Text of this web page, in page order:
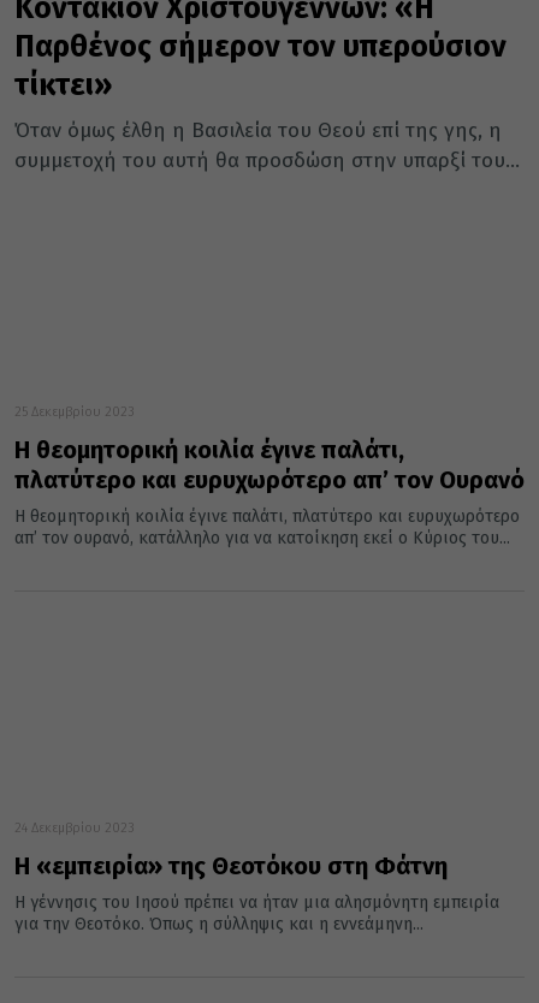
Κοντάκιον Χριστουγέννων: «Η
Παρθένος σήμερον τον υπερούσιον
τίκτει»
Όταν όμως έλθη η Βασιλεία του Θεού επί της γης, η
συμμετοχή του αυτή θα προσδώση στην υπαρξί του...
25 Δεκεμβρίου 2023
Η θεομητορική κοιλία έγινε παλάτι,
πλατύτερο και ευρυχωρότερο απ’ τον Ουρανό
Η θεομητορική κοιλία έγινε παλάτι, πλατύτερο και ευρυχωρότερο
απ’ τον ουρανό, κατάλληλο για να κατοίκηση εκεί ο Κύριος του...
24 Δεκεμβρίου 2023
Η «εμπειρία» της Θεοτόκου στη Φάτνη
Η γέννησις του Ιησού πρέπει να ήταν μια αλησμόνητη εμπειρία
για την Θεοτόκο. Όπως η σύλληψις και η εννεάμηνη...